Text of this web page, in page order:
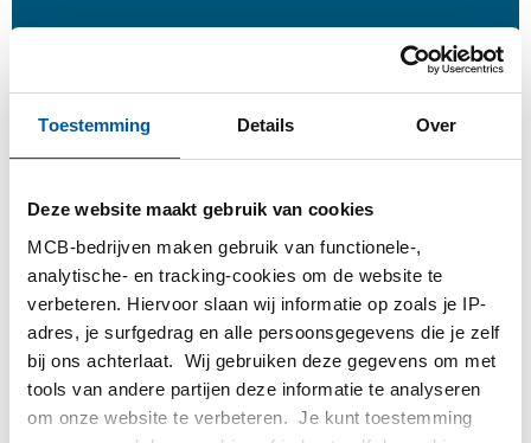
Toestemming Details Over
Deze website maakt gebruik van cookies
MCB-bedrijven maken gebruik van functionele-,
analytische- en tracking-cookies om de website te
verbeteren. Hiervoor slaan wij informatie op zoals je IP-
adres, je surfgedrag en alle persoonsgegevens die je zelf
bij ons achterlaat. Wij gebruiken deze gegevens om met
tools van andere partijen deze informatie te analyseren
om onze website te verbeteren. Je kunt toestemming
Gelieve in te loggen om te bestellen
Bestel met uw eigen artikelnummers
Calculeren met actuele MCB-prijzen
Volg uw order via Track&Trace
Product Product omschrijving Bruto prijslijst